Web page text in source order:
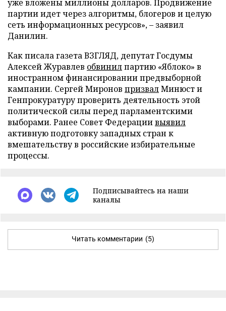
уже вложены миллионы долларов. Продвижение
партии идет через алгоритмы, блогеров и целую
сеть информационных ресурсов», – заявил
Данилин.
Как писала газета ВЗГЛЯД, депутат Госдумы
Алексей Журавлев обвинилпартию «Яблоко» в
иностранном финансировании предвыборной
кампании. Сергей Миронов призвалМинюст и
Генпрокуратуру проверить деятельность этой
политической силы перед парламентскими
выборами. Ранее Совет Федерациивыявил
активную подготовку западных стран к
вмешательству в российские избирательные
процессы.
Подписывайтесь на наши
каналы
Читать комментарии (5)